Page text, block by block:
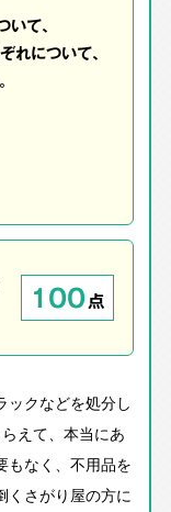
いて、
れについて、
100点
ックなどを処分し
えて、本当にあ
もなく、不用品を
くさがり屋の方に